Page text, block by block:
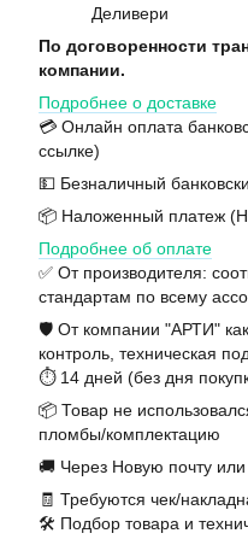
Деливери
По договоренности
компании.
Подробнее о доставке
💳 Онлайн оплата
ссылке)
💵 Безналичный
📦 Наложенный платеж
Подробнее об оплате
✅ От производителя:
стандартам по всему
🛡️ От компании "АРТИ"
контроль, техническая
⏱️ 14 дней (без дня
📦 Товар не
пломбы/комплектацию
🚚 Через Новую почту
🧾 Требуются чек/
🛠️ Подбор товара и